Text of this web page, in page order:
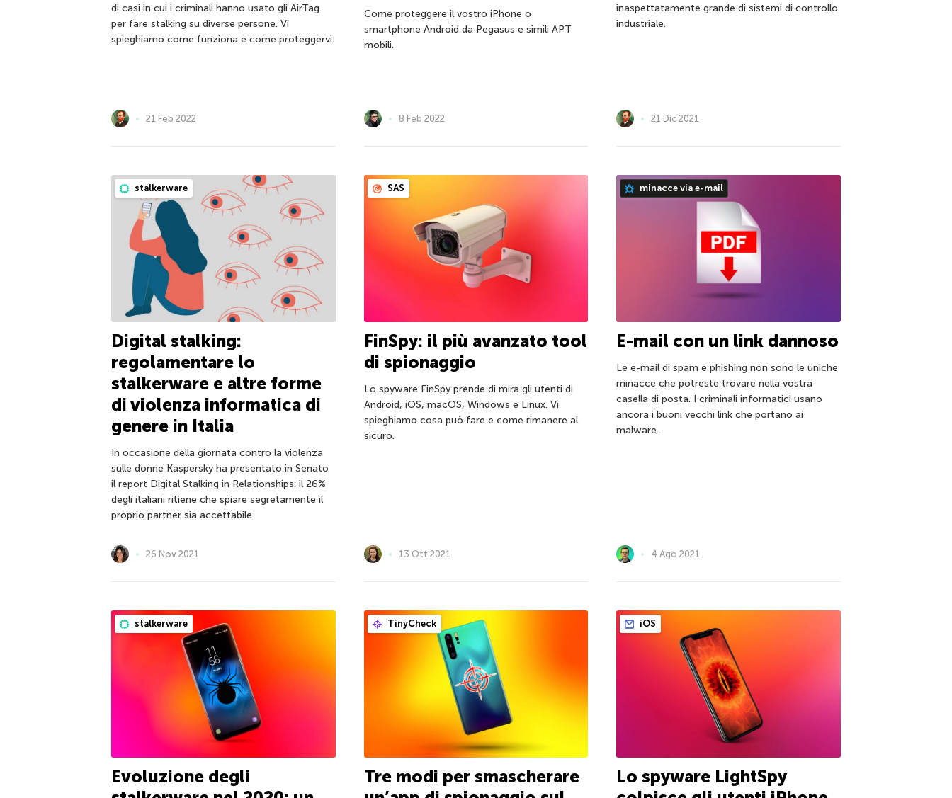
di casi in cui i criminali hanno usato gli AirTag
per fare stalking su diverse persone. Vi
spieghiamo come funziona e come proteggervi.
21 Feb 2022
Come proteggere il vostro iPhone o
smartphone Android da Pegasus e simili APT
mobili.
8 Feb 2022
inaspettatamente grande di sistemi di controllo
industriale.
21 Dic 2021
stalkerware
Digital stalking:
regolamentare lo
stalkerware e altre forme
di violenza informatica di
genere in Italia
In occasione della giornata contro la violenza
sulle donne Kaspersky ha presentato in Senato
il report Digital Stalking in Relationships: il 26%
degli italiani ritiene che spiare segretamente il
proprio partner sia accettabile
26 Nov 2021
SAS
FinSpy: il più avanzato tool
di spionaggio
Lo spyware FinSpy prende di mira gli utenti di
Android, iOS, macOS, Windows e Linux. Vi
spieghiamo cosa può fare e come rimanere al
sicuro.
13 Ott 2021
minacce via e-mail
E-mail con un link dannoso
Le e-mail di spam e phishing non sono le uniche
minacce che potreste trovare nella vostra
casella di posta. I criminali informatici usano
ancora i buoni vecchi link che portano ai
malware.
4 Ago 2021
stalkerware
Evoluzione degli
TinyCheck
Tre modi per smascherare
iOS
Lo spyware LightSpy